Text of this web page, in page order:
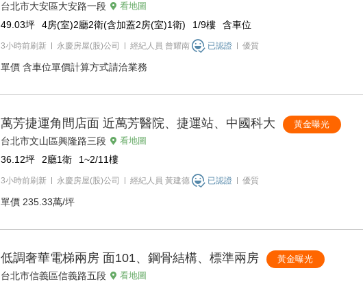
台北市大安區大安路一段 看地圖
49.03坪 4房(室)2廳2衛(含加蓋2房(室)1衛) 1/9樓 含車位
3小時前刷新 永慶房屋(股)公司 經紀人員 曾耀南 已認證 優質
單價 含車位單價計算方式請洽業務
萬芳捷運角間店面 近萬芳醫院、捷運站、中國科大 黃金曝光
台北市文山區興隆路三段 看地圖
36.12坪 2廳1衛 1~2/11樓
3小時前刷新 永慶房屋(股)公司 經紀人員 黃建德 已認證 優質
單價 235.33萬/坪
低調奢華電梯兩房 面101、鋼骨結構、標準兩房 黃金曝光
台北市信義區信義路五段 看地圖